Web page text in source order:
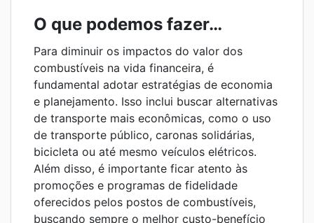
O que podemos fazer…
Para diminuir os impactos do valor dos
combustíveis na vida financeira, é
fundamental adotar estratégias de economia
e planejamento. Isso inclui buscar alternativas
de transporte mais econômicas, como o uso
de transporte público, caronas solidárias,
bicicleta ou até mesmo veículos elétricos.
Além disso, é importante ficar atento às
promoções e programas de fidelidade
oferecidos pelos postos de combustíveis,
buscando sempre o melhor custo-benefício